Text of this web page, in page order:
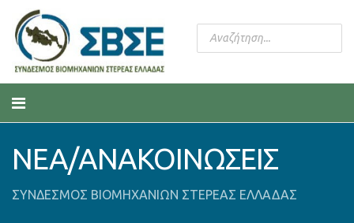
ΝΕΑ/ΑΝΑΚΟΙΝΩΣΕΙΣ
ΣΥΝΔΕΣΜΟΣ ΒΙΟΜΗΧΑΝΙΩΝ ΣΤΕΡΕΑΣ ΕΛΛΑΔΑΣ